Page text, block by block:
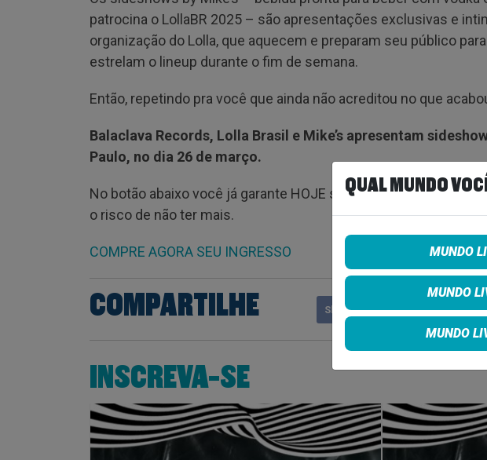
patrocina o LollaBR 2025 – são apresentações exclusivas e
organização do Lolla, que aquecem e preparam seu público
estrelam o lineup durante o fim de semana.
Então, repetindo pra você que ainda não acreditou no que
Balaclava Records, Lolla Brasil e Mike’s apresentam
Paulo, no dia 26 de março.
No botão abaixo você já garante HOJE seu ingresso – até
o risco de não ter mais.
COMPRE AGORA SEU INGRESSO
COMPARTILHE Share on Facebook Share
INSCREVA-SE
QUAL MUNDO
MUNDO
MUNDO
MUNDO